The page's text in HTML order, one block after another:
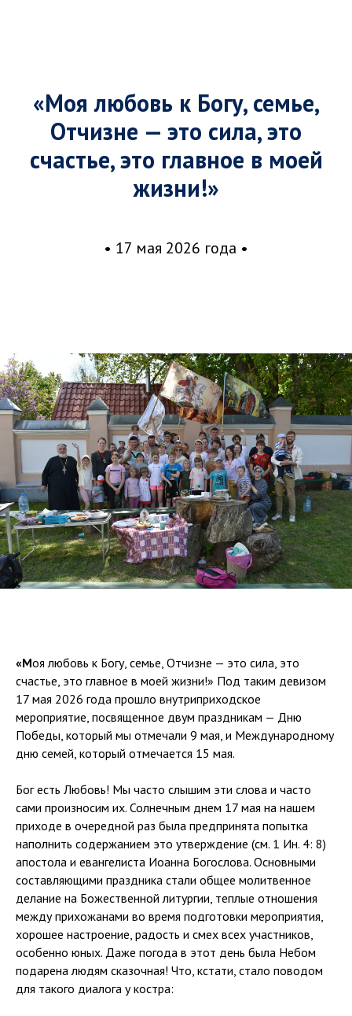
«Моя любовь к Богу, семье,
Отчизне — это сила, это
счастье, это главное в моей
жизни!»
• 17 мая 2026 года •
«Моя любовь к Богу, семье, Отчизне — это сила, это
счастье, это главное в моей жизни!» Под таким девизом
17 мая 2026 года прошло внутриприходское
мероприятие, посвященное двум праздникам — Дню
Победы, который мы отмечали 9 мая, и Международному
дню семей, который отмечается 15 мая.
Бог есть Любовь! Мы часто слышим эти слова и часто
сами произносим их. Солнечным днем 17 мая на нашем
приходе в очередной раз была предпринята попытка
наполнить содержанием это утверждение (см. 1 Ин. 4: 8)
апостола и евангелиста Иоанна Богослова. Основными
составляющими праздника стали общее молитвенное
делание на Божественной литургии, теплые отношения
между прихожанами во время подготовки мероприятия,
хорошее настроение, радость и смех всех участников,
особенно юных. Даже погода в этот день была Небом
подарена людям сказочная! Что, кстати, стало поводом
для такого диалога у костра: